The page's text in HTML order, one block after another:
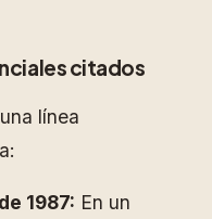
citados
línea
1987: En un